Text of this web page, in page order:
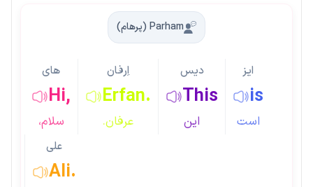
Parham (پرهام)
های
Hi,
سلام،
اِرفان
Erfan.
عرفان.
دیس
This
این
ایز
is
است
علی
Ali.